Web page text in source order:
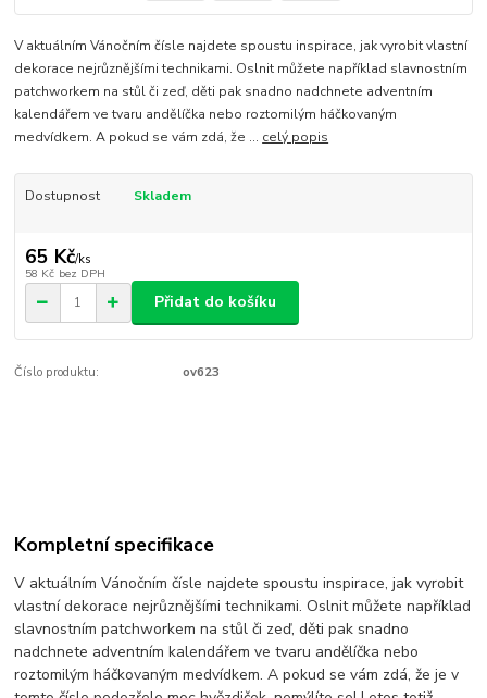
V aktuálním Vánočním čísle najdete spoustu inspirace, jak vyrobit vlastní
dekorace nejrůznějšími technikami. Oslnit můžete například slavnostním
patchworkem na stůl či zeď, děti pak snadno nadchnete adventním
kalendářem ve tvaru andělíčka nebo roztomilým háčkovaným
medvídkem. A pokud se vám zdá, že ... celý popis
Dostupnost Skladem
65 Kč/ks
58 Kč bez DPH
Přidat do košíku
Číslo produktu: ov623
Kompletní specifikace
V aktuálním Vánočním čísle najdete spoustu inspirace, jak vyrobit
vlastní dekorace nejrůznějšími technikami. Oslnit můžete například
slavnostním patchworkem na stůl či zeď, děti pak snadno
nadchnete adventním kalendářem ve tvaru andělíčka nebo
roztomilým háčkovaným medvídkem. A pokud se vám zdá, že je v